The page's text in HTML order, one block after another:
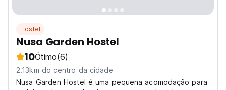
Hostel
Nusa Garden Hostel
10Ótimo(6)
2.13km do centro da cidade
Nusa Garden Hostel é uma pequena acomodação para